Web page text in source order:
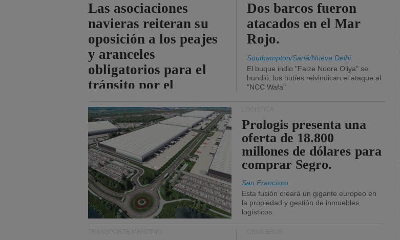
Las asociaciones
navieras reiteran su
oposición a los peajes
y aranceles
obligatorios para el
tránsito por el
Dos barcos fueron
atacados en el Mar
Rojo.
Southampton/Saná/Nueva Delhi
El buque indio "Faize Noore Oliya" se
hundió, los hutíes reivindican el ataque al
"NCC Wafa"
Prologis presenta una
oferta de 18.800
millones de dólares para
comprar Segro.
San Francisco
Esta fusión creará un gigante europeo en
la propiedad y gestión de inmuebles
logísticos.